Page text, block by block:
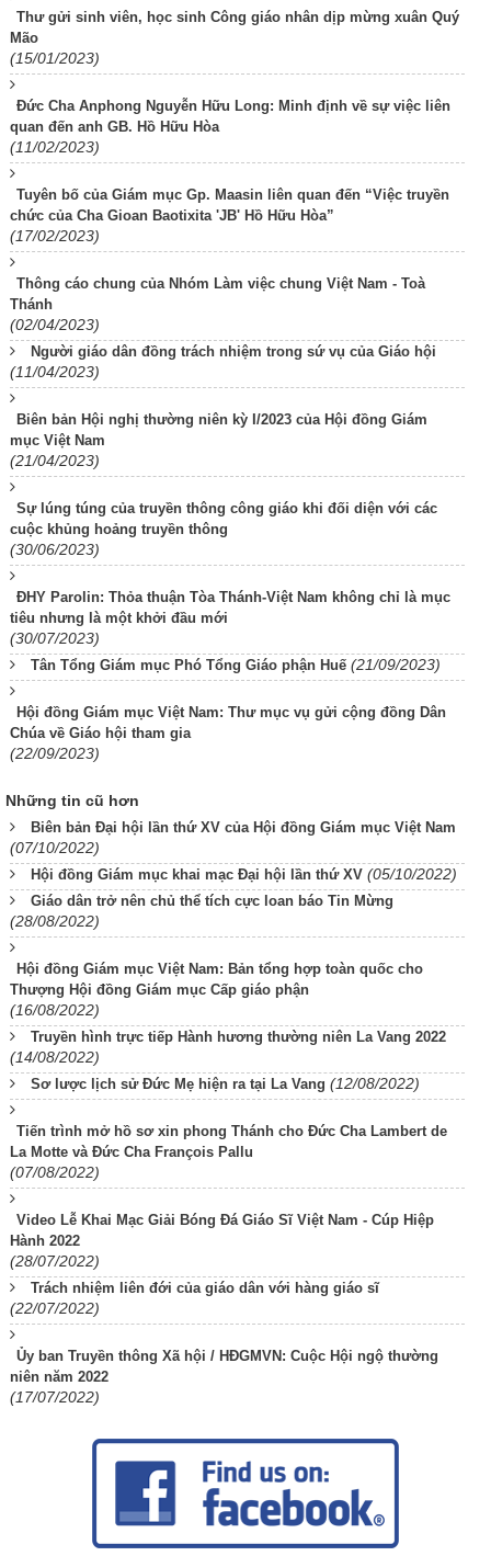
Thư gửi sinh viên, học sinh Công giáo nhân dịp mừng xuân Quý
Mão
(15/01/2023)
Đức Cha Anphong Nguyễn Hữu Long: Minh định về sự việc liên
quan đến anh GB. Hồ Hữu Hòa
(11/02/2023)
Tuyên bố của Giám mục Gp. Maasin liên quan đến “Việc truyền
chức của Cha Gioan Baotixita 'JB' Hồ Hữu Hòa”
(17/02/2023)
Thông cáo chung của Nhóm Làm việc chung Việt Nam - Toà
Thánh
(02/04/2023)
Người giáo dân đồng trách nhiệm trong sứ vụ của Giáo hội
(11/04/2023)
Biên bản Hội nghị thường niên kỳ I/2023 của Hội đồng Giám
mục Việt Nam
(21/04/2023)
Sự lúng túng của truyền thông công giáo khi đối diện với các
cuộc khủng hoảng truyền thông
(30/06/2023)
ĐHY Parolin: Thỏa thuận Tòa Thánh-Việt Nam không chỉ là mục
tiêu nhưng là một khởi đầu mới
(30/07/2023)
Tân Tổng Giám mục Phó Tổng Giáo phận Huế (21/09/2023)
Hội đồng Giám mục Việt Nam: Thư mục vụ gửi cộng đồng Dân
Chúa về Giáo hội tham gia
(22/09/2023)
Những tin cũ hơn
Biên bản Đại hội lần thứ XV của Hội đồng Giám mục Việt Nam
(07/10/2022)
Hội đồng Giám mục khai mạc Đại hội lần thứ XV (05/10/2022)
Giáo dân trở nên chủ thể tích cực loan báo Tin Mừng
(28/08/2022)
Hội đồng Giám mục Việt Nam: Bản tổng hợp toàn quốc cho
Thượng Hội đồng Giám mục Cấp giáo phận
(16/08/2022)
Truyền hình trực tiếp Hành hương thường niên La Vang 2022
(14/08/2022)
Sơ lược lịch sử Đức Mẹ hiện ra tại La Vang (12/08/2022)
Tiến trình mở hồ sơ xin phong Thánh cho Đức Cha Lambert de
La Motte và Đức Cha François Pallu
(07/08/2022)
Video Lễ Khai Mạc Giải Bóng Đá Giáo Sĩ Việt Nam - Cúp Hiệp
Hành 2022
(28/07/2022)
Trách nhiệm liên đới của giáo dân với hàng giáo sĩ
(22/07/2022)
Ủy ban Truyền thông Xã hội / HĐGMVN: Cuộc Hội ngộ thường
niên năm 2022
(17/07/2022)